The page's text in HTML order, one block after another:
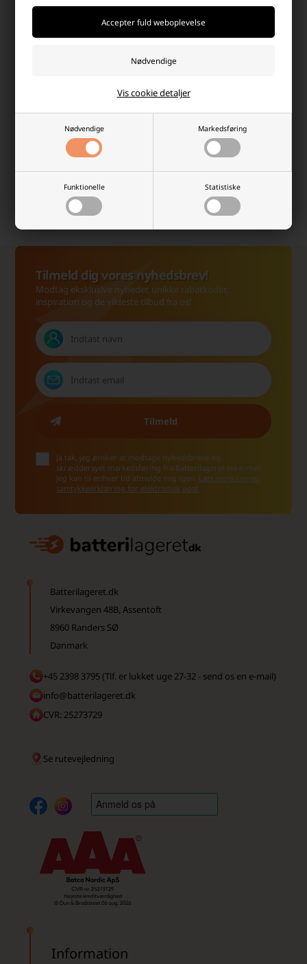
Nødvendige Markedsføring
Funktionelle Statistiske
Vis cookie detaljer
Dag-til-dag levering
info@batterilageret.dk
besvarer så hurtig vi kan.
Vi værdsætter en god
shopping-oplevelse, og det
kan mærkes!
Altid hurtig dag-til-dag
levering.
Tilmeld dig vores nyhedsbrev!
Modtag eksklusive nyheder, unikke rabatkoder,
inspiration og de vildeste tilbud fra os!
Ja tak, jeg ønsker at modtage nyhedsbreve og
skræddersyet markedsføring fra Batterilageret via e-mail.
Jeg kan til enhver tid afmelde mig igen. Læs mere i vores
samtykkeerklæring for elektronisk post
Batterilageret.dk
Virkevangen 48B, Assentoft
8960 Randers SØ
Danmark
+45 2398 3795 (Tlf. er lukket uge 27-32 - send os en e-mail)
info@batterilageret.dk
CVR: 25273729
Se rutevejledning
Information